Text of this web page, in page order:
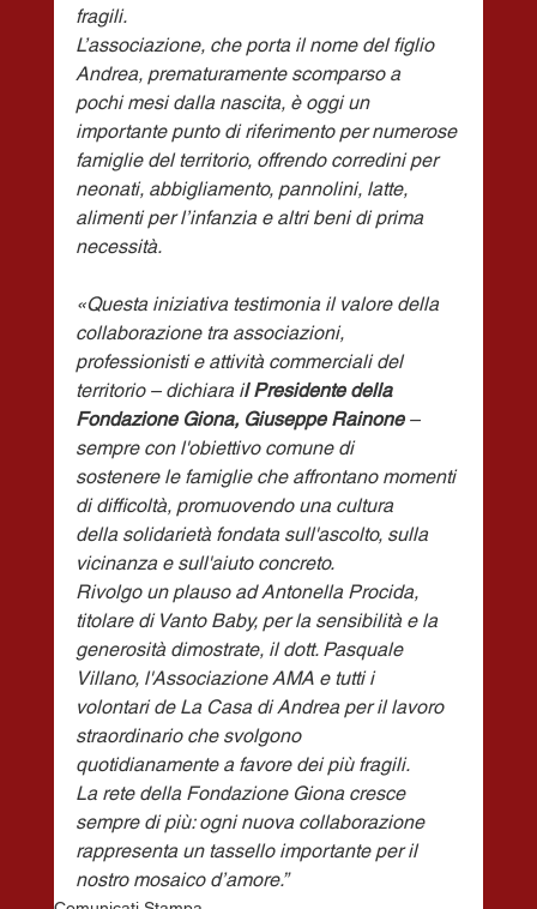
fragili.
L’associazione, che porta il nome del figlio
Andrea, prematuramente scomparso a
pochi mesi dalla nascita, è oggi un
importante punto di riferimento per numerose
famiglie del territorio, offrendo corredini per
neonati, abbigliamento, pannolini, latte,
alimenti per l’infanzia e altri beni di prima
necessità.
«Questa iniziativa testimonia il valore della
collaborazione tra associazioni,
professionisti e attività commerciali del
territorio – dichiara il Presidente della
Fondazione Giona, Giuseppe Rainone –
sempre con l'obiettivo comune di
sostenere le famiglie che affrontano momenti
di difficoltà, promuovendo una cultura
della solidarietà fondata sull'ascolto, sulla
vicinanza e sull'aiuto concreto.
Rivolgo un plauso ad Antonella Procida,
titolare di Vanto Baby, per la sensibilità e la
generosità dimostrate, il dott. Pasquale
Villano, l'Associazione AMA e tutti i
volontari de La Casa di Andrea per il lavoro
straordinario che svolgono
quotidianamente a favore dei più fragili.
La rete della Fondazione Giona cresce
sempre di più: ogni nuova collaborazione
rappresenta un tassello importante per il
nostro mosaico d’amore.”